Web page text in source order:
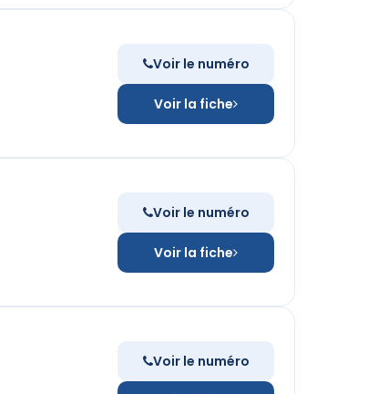
Voir le numéro
Voir la fiche
Voir le numéro
Voir la fiche
Voir le numéro